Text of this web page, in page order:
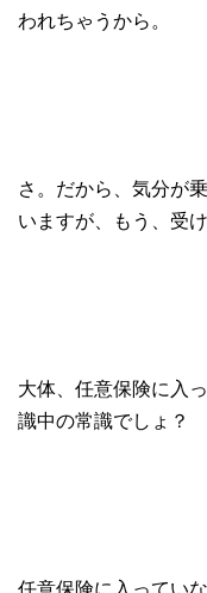
われちゃうから。
さ。だから、気分が
いますが、もう、受
大体、任意保険に入
識中の常識でしょ？
任意保険に入ってい